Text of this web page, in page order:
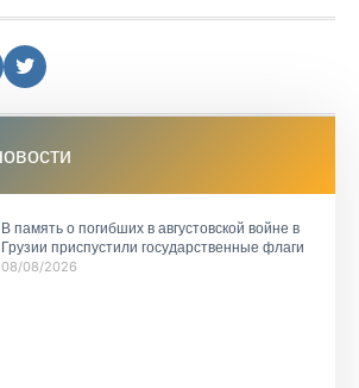
В память о погибших в августовской войне в
Грузии приспустили государственные флаги
08/08/2026